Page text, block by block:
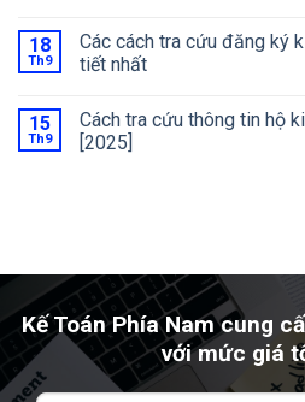
18
Th9
Các cách tra cứu đăng ký
tiết nhất
15
Th9
Cách tra cứu thông tin hộ
[2025]
Kế Toán Phía Nam cung
với mức giá